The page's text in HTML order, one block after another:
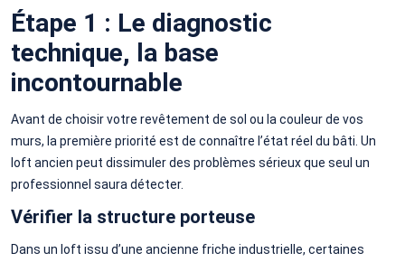
Étape 1 : Le diagnostic
technique, la base
incontournable
Avant de choisir votre revêtement de sol ou la couleur de vos
murs, la première priorité est de connaître l’état réel du bâti. Un
loft ancien peut dissimuler des problèmes sérieux que seul un
professionnel saura détecter.
Vérifier la structure porteuse
Dans un loft issu d’une ancienne friche industrielle, certaines